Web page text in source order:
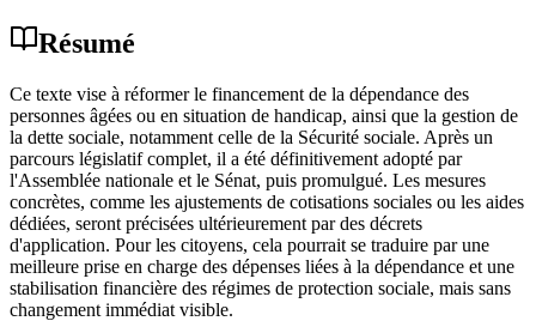
Résumé
Ce texte vise à réformer le financement de la dépendance des
personnes âgées ou en situation de handicap, ainsi que la gestion de
la dette sociale, notamment celle de la Sécurité sociale. Après un
parcours législatif complet, il a été définitivement adopté par
l'Assemblée nationale et le Sénat, puis promulgué. Les mesures
concrètes, comme les ajustements de cotisations sociales ou les aides
dédiées, seront précisées ultérieurement par des décrets
d'application. Pour les citoyens, cela pourrait se traduire par une
meilleure prise en charge des dépenses liées à la dépendance et une
stabilisation financière des régimes de protection sociale, mais sans
changement immédiat visible.